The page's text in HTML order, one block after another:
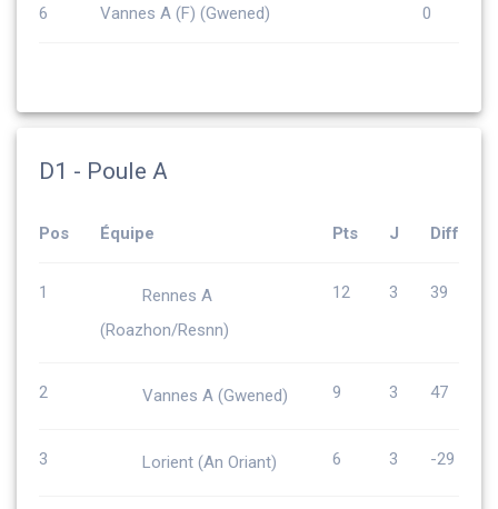
6 Vannes A (F) (Gwened) 0
D1 - Poule A
Pos Équipe Pts J Diff
1
Rennes A
(Roazhon/Resnn)
12 3 39
2 Vannes A (Gwened) 9 3 47
3 Lorient (An Oriant) 6 3 -29